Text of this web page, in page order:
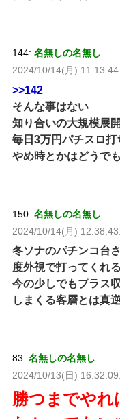
144: 名無しの名無し
2024/10/14(月)
>>142
そんな事はない
知り合いの大規模展
毎日3万円パチスロ打
やめ時とかはどうで
150: 名無しの名無し
2024/10/14(月)
冬ソナのパチンコ台
度外視で打ってくれ
今の少しでもプラス
しまくる客層とは真
83: 名無しの名無し
2024/10/13(日)
勝つまでやれ